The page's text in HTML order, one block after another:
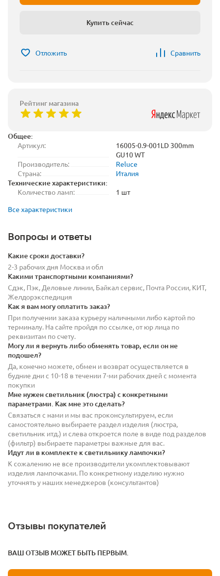
Общее:
Артикул:
16005-0.9-001LD 300mm
GU10 WT
Производитель:
Reluce
Страна:
Италия
Технические характеристики:
Количество ламп:
1 шт
Все характеристики
Вопросы и ответы
Какие сроки доставки?
2-3 рабочих дня Москва и обл
Какими транспортными компаниями?
Сдэк, Пэк, Деловые линии, Байкал сервис, Почта России, КИТ,
Желдорэкспедиция
Как я вам могу оплатить заказ?
При получении заказа курьеру наличными либо картой по
терминалу. На сайте пройдя по ссылке, от юр лица по
реквизитам по счету.
Могу ли я вернуть либо обменять товар, если он не
подошел?
Да, конечно можете, обмен и возврат осуществляется в
будние дни с 10-18 в течении 7-ми рабочих дней с момента
покупки
Мне нужен светильник (люстра) с конкретными
параметрами. Как мне это сделать?
Связаться с нами и мы вас проконсультируем, если
самостоятельно выбираете раздел изделия (люстра,
светильник итд.) и слева откроется поле в виде под разделов
(фильтр) выбираете параметры важные для вас.
Идут ли в комплекте к светильнику лампочки?
К сожалению не все производители укомплектовывают
изделия лампочками. По конкретному изделию нужно
уточнять у наших менеджеров (консультантов)
Купить сейчас
Отложить Сравнить
Рейтинг магазина
Отзывы покупателей
ВАШ ОТЗЫВ МОЖЕТ БЫТЬ ПЕРВЫМ.